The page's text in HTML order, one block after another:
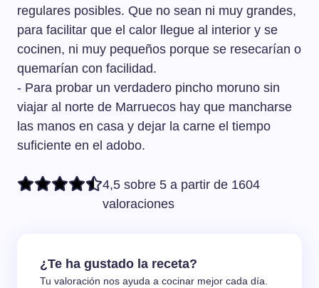
regulares posibles. Que no sean ni muy grandes,
para facilitar que el calor llegue al interior y se
cocinen, ni muy pequeños porque se resecarían o
quemarían con facilidad.
- Para probar un verdadero pincho moruno sin
viajar al norte de Marruecos hay que mancharse
las manos en casa y dejar la carne el tiempo
suficiente en el adobo.
4,5 sobre 5 a partir de 1604
valoraciones
¿Te ha gustado la receta?
Tu valoración nos ayuda a cocinar mejor cada día.